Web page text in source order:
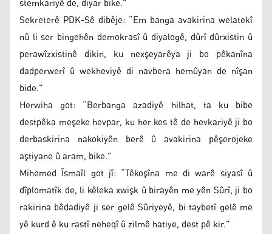
Sekreterê PDK-Sê dibêje: “Em banga avakirina welatekî
nû li ser bingehên demokrasî û diyalogê, dûrî dûrxistin û
perawîzxistinê dikin, ku nexşeyarêya ji bo pêkanîna
dadperwerî û wekheviyê di navbera hemûyan de nîşan
bide.”
Herwiha got: “Berbanga azadiyê hilhat, ta ku bibe
destpêka meşeke hevpar, ku her kes tê de hevkariyê ji bo
derbaskirina nakokiyên berê û avakirina pêşerojeke
aştiyane û aram, bike.”
Mihemed Îsmaîl got jî: “Têkoşîna me di warê siyasî û
dîplomatîk de, li kêleka xwişk û birayên me yên Sûrî, ji bo
rakirina bêdadiyê ji ser gelê Sûriyeyê, bi taybetî gelê me
yê kurd ê ku rastî neheqî û zilmê hatiye, dest pê kir.”